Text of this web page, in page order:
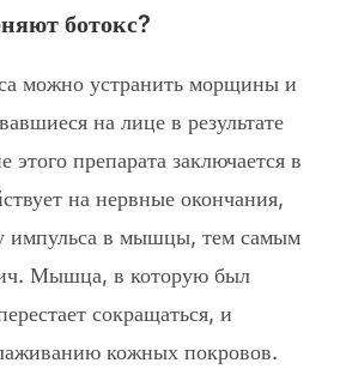
ботокс?
можно устранить морщины и
на лице в результате
этого препарата заключается в
на нервные окончания,
импульса в мышцы, тем самым
Мышца, в которую был
сокращаться, и
кожных покровов.